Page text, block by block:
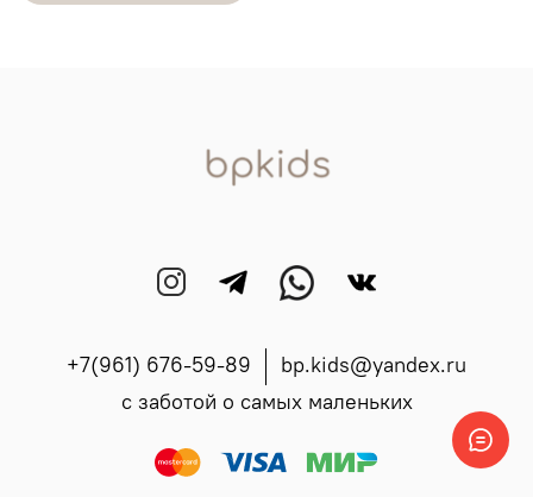
+7(961) 676-59-89
bp.kids@yandex.ru
с заботой о самых маленьких